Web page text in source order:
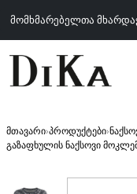
მომხმარებელთა
მთავარი›პროდუქტები›
გაზაფხულის ნაქსოვი